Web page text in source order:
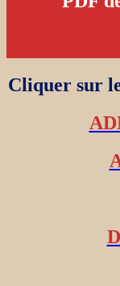
Cliquer sur